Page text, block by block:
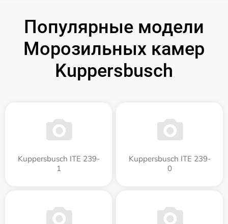
Популярные модели
Морозильных камер
Kuppersbusch
Kuppersbusch ITE 239-
1
Kuppersbusch ITE 239-
0